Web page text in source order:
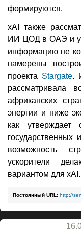
формируются.
xAI также
ИИ ЦОД в ОАЭ и
информацию не
намерены
проекта Stargate.
рассматривала
африканских
энергии и ниже
как утверждает
государственных
возможность
ускорители
вариантом для xAI.
Постоянный URL: http://